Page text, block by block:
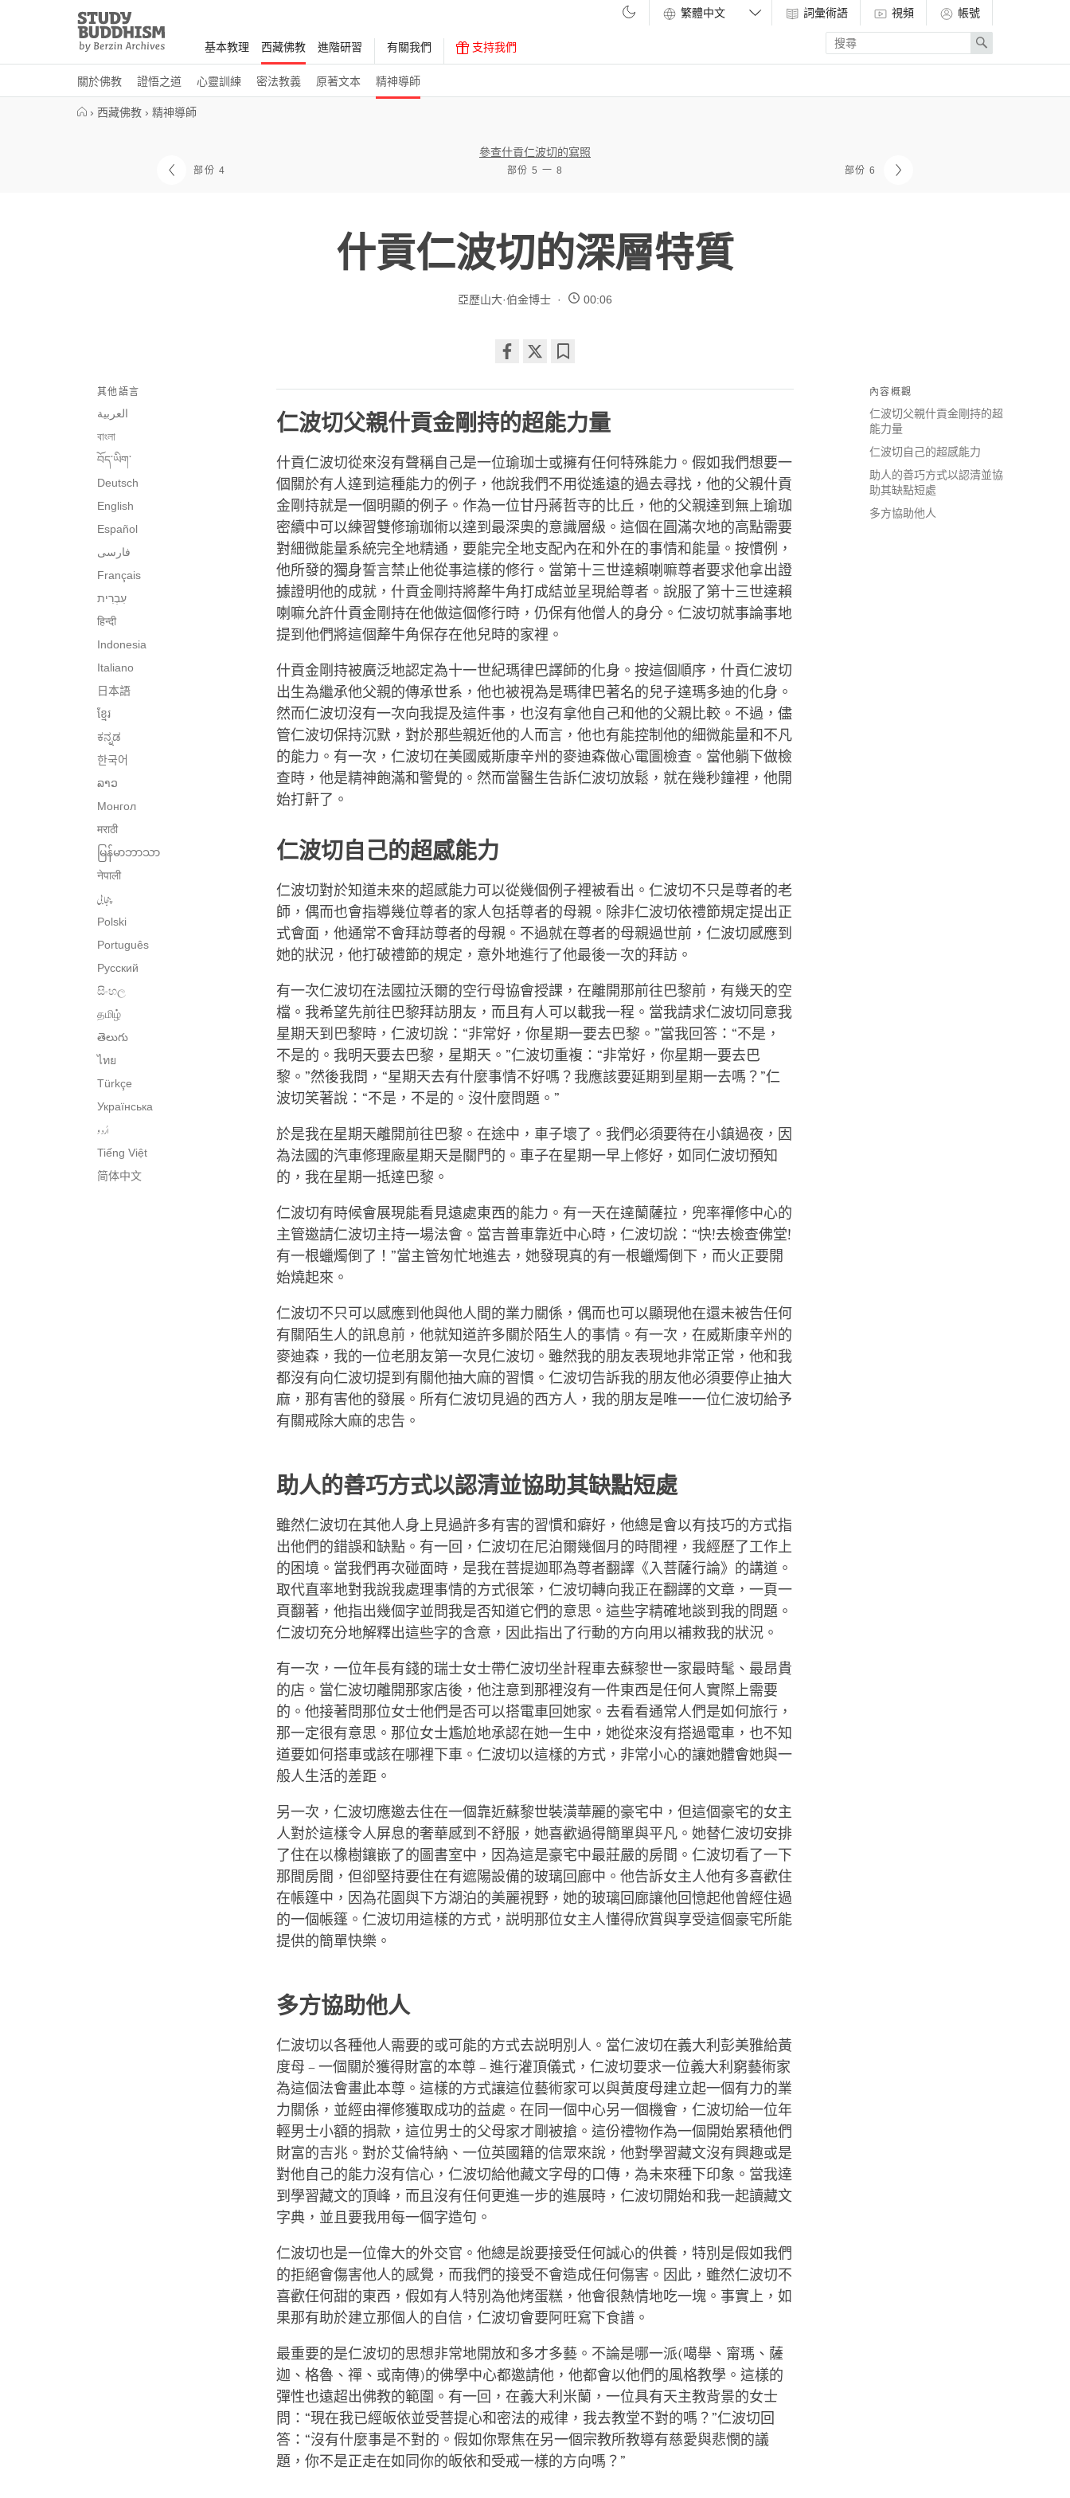
Study
Buddhism
Home
基本教理 西藏佛教
關於佛教 證悟之道 心靈訓練 密法教義 原著文本 精神導師
進階研習 有關我們 支持我們
詞彙術語 視頻
帳號
Enter
search
term
Search
› 西藏佛教 › 精神導師
部份 4
參查什貢仁波切的寫照
部份 5 一 8 部份 6
什貢仁波切的深層特質
亞歷山大·伯金博士 00:06
on
facebook
內容概觀
仁波切父親什貢金剛持的超
能力量
仁波切自己的超感能力
助人的善巧方式以認清並協
助其缺點短處
多方協助他人
其他語言
العربية
বাংলা
བོད་ཡིག་
Deutsch
English
Español
فارسی
Français
हिन्दी
Indonesia
Italiano
日本語
ខ្មែរ
ಕನ್ನಡ
한국어
ລາວ
Монгол
मराठी
မြန်မာဘာသာ
नेपाली
پنجابی
Polski
Português
Русский
සිංහල
தமிழ்
తెలుగు
ไทย
Türkçe
Українська
اُردو
Tiếng Việt
简体中文
仁波切父親什貢金剛持的超能力量
什貢仁波切從來沒有聲稱自己是一位瑜珈士或擁有任何特殊能力。假如我們想要一
個關於有人達到這種能力的例子，他說我們不用從遙遠的過去尋找，他的父親什貢
金剛持就是一個明顯的例子。作為一位甘丹蔣哲寺的比丘，他的父親達到無上瑜珈
密續中可以練習雙修瑜珈術以達到最深奧的意識層級。這個在圓滿次地的高點需要
對細微能量系統完全地精通，要能完全地支配內在和外在的事情和能量。按慣例，
他所發的獨身誓言禁止他從事這樣的修行。當第十三世達賴喇嘛尊者要求他拿出證
據證明他的成就，什貢金剛持將犛牛角打成結並呈現給尊者。說服了第十三世達賴
喇嘛允許什貢金剛持在他做這個修行時，仍保有他僧人的身分。仁波切就事論事地
提到他們將這個犛牛角保存在他兒時的家裡。
什貢金剛持被廣泛地認定為十一世紀瑪律巴譯師的化身。按這個順序，什貢仁波切
出生為繼承他父親的傳承世系，他也被視為是瑪律巴著名的兒子達瑪多迪的化身。
然而仁波切沒有一次向我提及這件事，也沒有拿他自己和他的父親比較。不過，儘
管仁波切保持沉默，對於那些親近他的人而言，他也有能控制他的細微能量和不凡
的能力。有一次，仁波切在美國威斯康辛州的麥迪森做心電圖檢查。當他躺下做檢
查時，他是精神飽滿和警覺的。然而當醫生告訴仁波切放鬆，就在幾秒鐘裡，他開
始打鼾了。
仁波切自己的超感能力
仁波切對於知道未來的超感能力可以從幾個例子裡被看出。仁波切不只是尊者的老
師，偶而也會指導幾位尊者的家人包括尊者的母親。除非仁波切依禮節規定提出正
式會面，他通常不會拜訪尊者的母親。不過就在尊者的母親過世前，仁波切感應到
她的狀況，他打破禮節的規定，意外地進行了他最後一次的拜訪。
有一次仁波切在法國拉沃爾的空行母協會授課，在離開那前往巴黎前，有幾天的空
檔。我希望先前往巴黎拜訪朋友，而且有人可以載我一程。當我請求仁波切同意我
星期天到巴黎時，仁波切說：“非常好，你星期一要去巴黎。”當我回答：“不是，
不是的。我明天要去巴黎，星期天。”仁波切重複：“非常好，你星期一要去巴
黎。”然後我問，“星期天去有什麼事情不好嗎？我應該要延期到星期一去嗎？”仁
波切笑著說：“不是，不是的。沒什麼問題。”
於是我在星期天離開前往巴黎。在途中，車子壞了。我們必須要待在小鎮過夜，因
為法國的汽車修理廠星期天是關門的。車子在星期一早上修好，如同仁波切預知
的，我在星期一抵達巴黎。
仁波切有時候會展現能看見遠處東西的能力。有一天在達蘭薩拉，兜率禪修中心的
主管邀請仁波切主持一場法會。當吉普車靠近中心時，仁波切說：“快!去檢查佛堂!
有一根蠟燭倒了！”當主管匆忙地進去，她發現真的有一根蠟燭倒下，而火正要開
始燒起來。
仁波切不只可以感應到他與他人間的業力關係，偶而也可以顯現他在還未被告任何
有關陌生人的訊息前，他就知道許多關於陌生人的事情。有一次，在威斯康辛州的
麥迪森，我的一位老朋友第一次見仁波切。雖然我的朋友表現地非常正常，他和我
都沒有向仁波切提到有關他抽大麻的習慣。仁波切告訴我的朋友他必須要停止抽大
麻，那有害他的發展。所有仁波切見過的西方人，我的朋友是唯一一位仁波切給予
有關戒除大麻的忠告。
助人的善巧方式以認清並協助其缺點短處
雖然仁波切在其他人身上見過許多有害的習慣和癖好，他總是會以有技巧的方式指
出他們的錯誤和缺點。有一回，仁波切在尼泊爾幾個月的時間裡，我經歷了工作上
的困境。當我們再次碰面時，是我在菩提迦耶為尊者翻譯《入菩薩行論》的講道。
取代直率地對我說我處理事情的方式很笨，仁波切轉向我正在翻譯的文章，一頁一
頁翻著，他指出幾個字並問我是否知道它們的意思。這些字精確地談到我的問題。
仁波切充分地解釋出這些字的含意，因此指出了行動的方向用以補救我的狀況。
有一次，一位年長有錢的瑞士女士帶仁波切坐計程車去蘇黎世一家最時髦、最昂貴
的店。當仁波切離開那家店後，他注意到那裡沒有一件東西是任何人實際上需要
的。他接著問那位女士他們是否可以搭電車回她家。去看看通常人們是如何旅行，
那一定很有意思。那位女士尷尬地承認在她一生中，她從來沒有搭過電車，也不知
道要如何搭車或該在哪裡下車。仁波切以這樣的方式，非常小心的讓她體會她與一
般人生活的差距。
另一次，仁波切應邀去住在一個靠近蘇黎世裝潢華麗的豪宅中，但這個豪宅的女主
人對於這樣令人屏息的奢華感到不舒服，她喜歡過得簡單與平凡。她替仁波切安排
了住在以橡樹鑲嵌了的圖書室中，因為這是豪宅中最莊嚴的房間。仁波切看了一下
那間房間，但卻堅持要住在有遮陽設備的玻璃回廊中。他告訴女主人他有多喜歡住
在帳篷中，因為花園與下方湖泊的美麗視野，她的玻璃回廊讓他回憶起他曾經住過
的一個帳篷。仁波切用這樣的方式，説明那位女主人懂得欣賞與享受這個豪宅所能
提供的簡單快樂。
多方協助他人
仁波切以各種他人需要的或可能的方式去説明別人。當仁波切在義大利彭美雅給黃
度母 – 一個關於獲得財富的本尊 – 進行灌頂儀式，仁波切要求一位義大利窮藝術家
為這個法會畫此本尊。這樣的方式讓這位藝術家可以與黃度母建立起一個有力的業
力關係，並經由禪修獲取成功的益處。在同一個中心另一個機會，仁波切給一位年
輕男士小額的捐款，這位男士的父母家才剛被搶。這份禮物作為一個開始累積他們
財富的吉兆。對於艾倫特納、一位英國籍的信眾來說，他對學習藏文沒有興趣或是
對他自己的能力沒有信心，仁波切給他藏文字母的口傳，為未來種下印象。當我達
到學習藏文的頂峰，而且沒有任何更進一步的進展時，仁波切開始和我一起讀藏文
字典，並且要我用每一個字造句。
仁波切也是一位偉大的外交官。他總是說要接受任何誠心的供養，特別是假如我們
的拒絕會傷害他人的感覺，而我們的接受不會造成任何傷害。因此，雖然仁波切不
喜歡任何甜的東西，假如有人特別為他烤蛋糕，他會很熱情地吃一塊。事實上，如
果那有助於建立那個人的自信，仁波切會要阿旺寫下食譜。
最重要的是仁波切的思想非常地開放和多才多藝。不論是哪一派(噶舉、甯瑪、薩
迦、格魯、禪、或南傳)的佛學中心都邀請他，他都會以他們的風格教學。這樣的
彈性也遠超出佛教的範圍。有一回，在義大利米蘭，一位具有天主教背景的女士
問：“現在我已經皈依並受菩提心和密法的戒律，我去教堂不對的嗎？”仁波切回
答：“沒有什麼事是不對的。假如你聚焦在另一個宗教所教導有慈愛與悲憫的議
題，你不是正走在如同你的皈依和受戒一樣的方向嗎？”